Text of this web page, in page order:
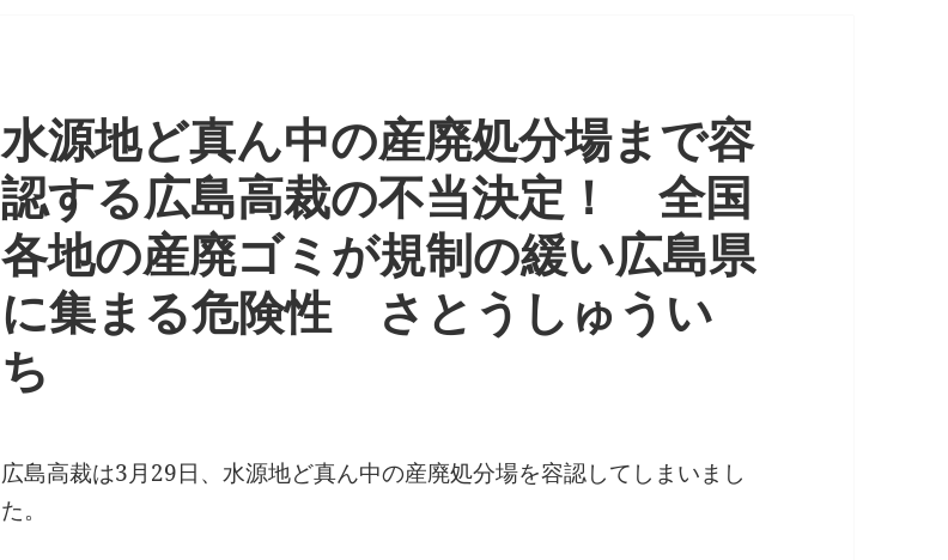
水源地ど真ん中の産廃処分場まで容
認する広島高裁の不当決定！ 全国
各地の産廃ゴミが規制の緩い広島県
に集まる危険性 さとうしゅうい
ち
広島高裁は3月29日、水源地ど真ん中の産廃処分場を容認してしまいまし
た。